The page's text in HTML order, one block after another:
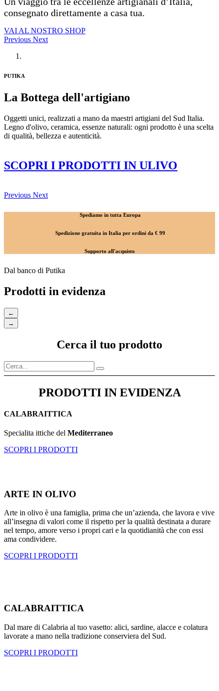
consegnato direttamente a casa tua.
VAI AL NOSTRO SHOP
Previous Next
PUTIKA
La Bottega dell'artigiano
Oggetti unici, realizzati a mano da maestri artigiani del Sud Italia.
Legno d'olivo, ceramica, essenze naturali: ogni prodotto è una scelta
di qualità, bellezza e autenticità. ​
SCOPRI I PRODOTTI IN ULIVO
Previous Next
Spediamo in tutta Europa
Spedizione gratuita in Italia per ordini da € 99
Supporto all'acquisto
Dal banco di Putika
Prodotti in evidenza
←
→
Cerca il tuo prodotto
PRODOTTI IN EVIDENZA
CALABRAITTICA
Specialita ittiche del Mediterraneo
SCOPRI I PRODOTTI
ARTE IN OLIVO
Arte in olivo è una famiglia, prima che un’azienda, che lavora e vive
all’insegna di valori come il rispetto per la qualità destinata a durare
nel tempo, amore verso i propri cari e la quotidianità che con essi
ama condividere.
SCOPRI I PRODOTTI
CALABRAITTICA
Dal mare di Calabria al tuo vasetto: alici, sardine, alacce e colatura
lavorate a mano nella tradizione conserviera del Sud.
SCOPRI I PRODOTTI